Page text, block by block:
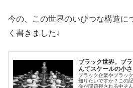
今の、この世界のいびつな構造に
く書きました↓
ブラック世界。ブ
んてスケールの小
ブラック企業やブラッ
知りたいですか？この
会が問題視される中そ